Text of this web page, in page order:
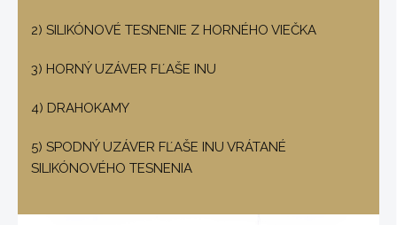
2) SILIKÓNOVÉ TESNENIE Z HORNÉHO VIEČKA
3) HORNÝ UZÁVER FĽAŠE INU
4) DRAHOKAMY
5) SPODNÝ UZÁVER FĽAŠE INU VRÁTANÉ
SILIKÓNOVÉHO TESNENIA